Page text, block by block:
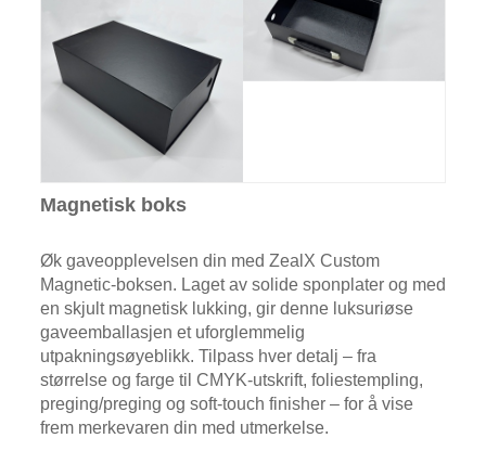
Magnetisk boks
Øk gaveopplevelsen din med ZealX Custom
Magnetic-boksen. Laget av solide sponplater og med
en skjult magnetisk lukking, gir denne luksuriøse
gaveemballasjen et uforglemmelig
utpakningsøyeblikk. Tilpass hver detalj – fra
størrelse og farge til CMYK-utskrift, foliestempling,
preging/preging og soft-touch finisher – for å vise
frem merkevaren din med utmerkelse.